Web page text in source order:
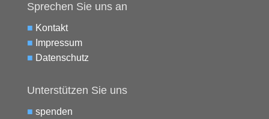
Sprechen Sie uns an
■ Kontakt
■ Impressum
■ Datenschutz
Unterstützen Sie uns
■ spenden